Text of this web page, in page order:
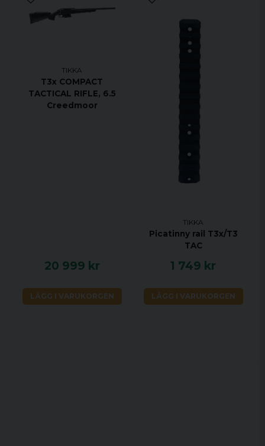
TIKKA
T3x COMPACT
TACTICAL RIFLE, 6.5
Creedmoor
20 999 kr
LÄGG I VARUKORGEN
TIKKA
Picatinny rail T3x/T3
TAC
1 749 kr
LÄGG I VARUKORGEN
T3x är verktyg med en elegant och ren
design för att säkerställa intuitiv
Säkerhet ger säkerhet, tvålägessäkerhet,
blockerar både avtryckaren och
bulthandtaget.
Tydliga indikatorer för säkerhets- och